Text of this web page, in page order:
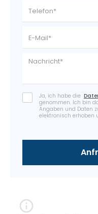
Ja, ich habe die
genommen. Ich bin
Angaben und Daten
elektronisch erhoben